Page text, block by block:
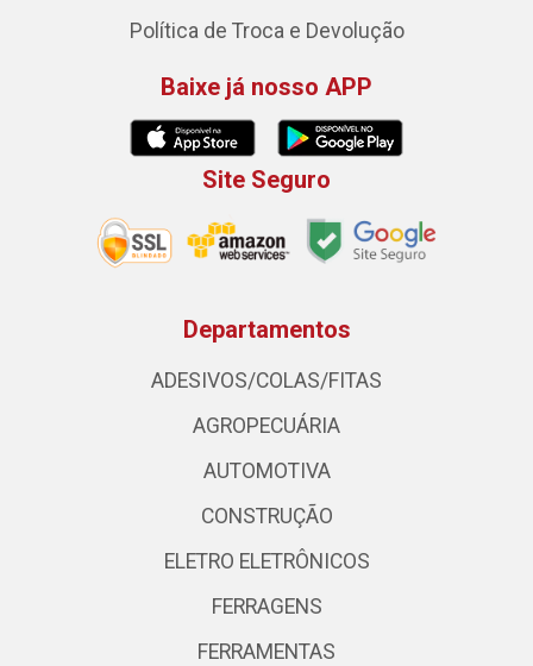
Política de Troca e Devolução
Baixe já nosso APP
Site Seguro
Departamentos
ADESIVOS/COLAS/FITAS
AGROPECUÁRIA
AUTOMOTIVA
CONSTRUÇÃO
ELETRO ELETRÔNICOS
FERRAGENS
FERRAMENTAS